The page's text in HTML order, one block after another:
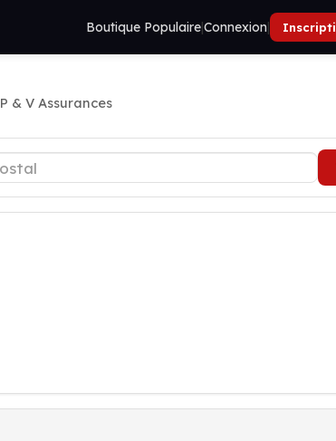
Boutique Populaire|Connexion|
P & V Assurances